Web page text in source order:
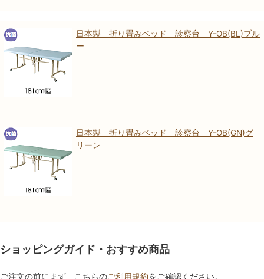
日本製 折り畳みベッド 診察台 Y-OB(BL)ブル
ー
日本製 折り畳みベッド 診察台 Y-OB(GN)グ
リーン
ショッピングガイド・おすすめ商品
ご注文の前にまず、こちらのご利用規約をご確認ください。